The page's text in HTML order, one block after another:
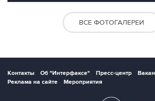
ВСЕ ФОТОГАЛЕРЕИ
Контакты Об "Интерфаксе" Пресс-центр
Реклама на сайте
Мероприятия